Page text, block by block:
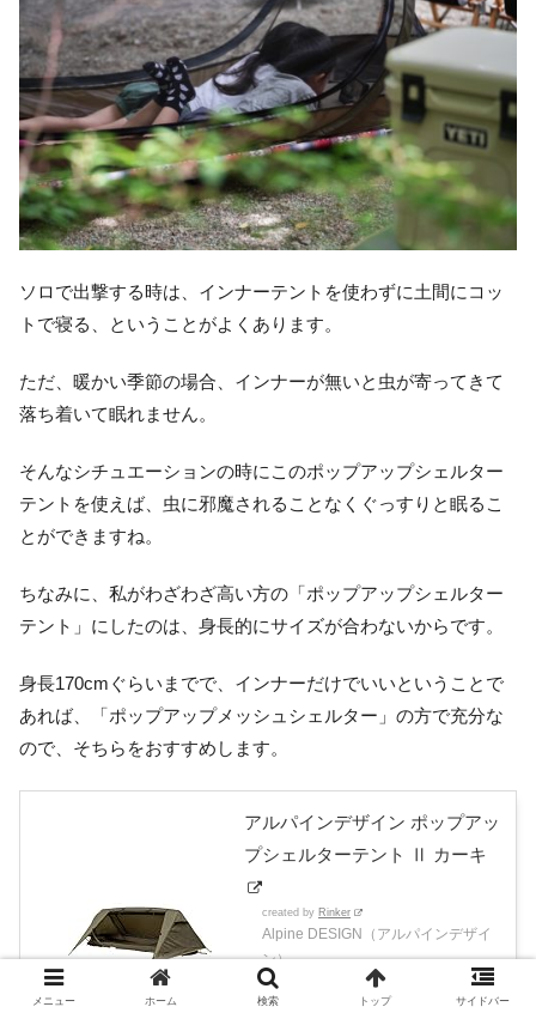
ソロで出撃する時は、インナーテントを使わずに土間にコッ
トで寝る、ということがよくあります。
ただ、暖かい季節の場合、インナーが無いと虫が寄ってきて
落ち着いて眠れません。
そんなシチュエーションの時にこのポップアップシェルター
テントを使えば、虫に邪魔されることなくぐっすりと眠るこ
とができますね。
ちなみに、私がわざわざ高い方の「ポップアップシェルター
テント」にしたのは、身長的にサイズが合わないからです。
身長170cmぐらいまでで、インナーだけでいいということで
あれば、「ポップアップメッシュシェルター」の方で充分な
ので、そちらをおすすめします。
アルパインデザイン ポップアッ
プシェルターテント Ⅱ カーキ
created by Rinker
Alpine DESIGN（アルパインデザイ
ン）
Amazon
メニュー ホーム 検索 トップ サイドバー